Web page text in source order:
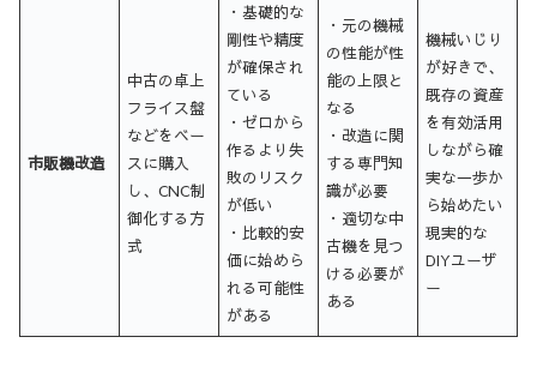
市販機改造
中古の卓上
フライス盤
などをベー
スに購入
し、CNC制
御化する方
式
・基礎的な
剛性や精度
が確保され
ている
・ゼロから
作るより失
敗のリスク
が低い
・比較的安
価に始めら
れる可能性
がある
・元の機械
の性能が性
能の上限と
なる
・改造に関
する専門知
識が必要
・適切な中
古機を見つ
ける必要が
ある
機械いじり
が好きで、
既存の資産
を有効活用
しながら確
実な一歩か
ら始めたい
現実的な
DIYユーザ
ー